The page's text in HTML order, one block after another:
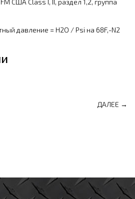
США Class I, II, раздел 1,2, группа
давление = H2O / Psi на 68F,-N2
ДАЛЕЕ →